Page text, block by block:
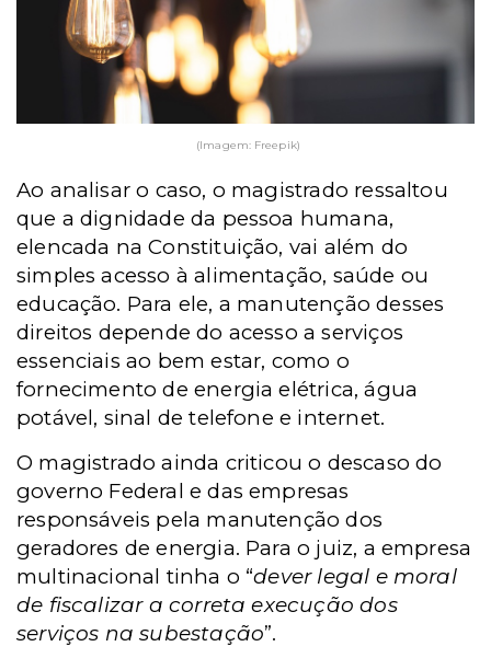
(Imagem: Freepik)
Ao analisar o caso, o magistrado ressaltou
que a dignidade da pessoa humana,
elencada na Constituição, vai além do
simples acesso à alimentação, saúde ou
educação. Para ele, a manutenção desses
direitos depende do acesso a serviços
essenciais ao bem estar, como o
fornecimento de energia elétrica, água
potável, sinal de telefone e internet.
O magistrado ainda criticou o descaso do
governo Federal e das empresas
responsáveis pela manutenção dos
geradores de energia. Para o juiz, a empresa
multinacional tinha o “dever legal e moral
de fiscalizar a correta execução dos
serviços na subestação”.